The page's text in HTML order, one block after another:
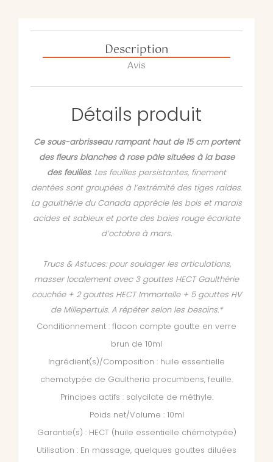
Description
Avis
Détails produit
Ce sous-arbrisseau rampant haut de 15 cm portent
des fleurs blanches à rose pâle situées à la base
des feuilles. Les feuilles persistantes, finement
dentées sont groupées à l’extrémité des tiges raides.
La gaulthérie du Canada apprécie les bois et marais
acides et sableux et porte des baies rouge écarlate
d’octobre à mars.
Trucs & Astuces: pour soulager les articulations,
masser localement avec 3 gouttes HECT Gaulthérie
couchée + 2 gouttes HECT Immortelle + 5 gouttes HV
de Millepertuis. A répéter selon les besoins.*
Conditionnement : flacon compte goutte en verre
brun de 10ml
Ingrédient(s)/Composition : huile essentielle
chemotypée de Gaultheria procumbens, feuille.
Principes actifs : salycilate de méthyle.
Poids net/Volume : 10ml
Garantie(s) : HECT (huile essentielle chémotypée)
Utilisation : En massage, quelques gouttes diluées